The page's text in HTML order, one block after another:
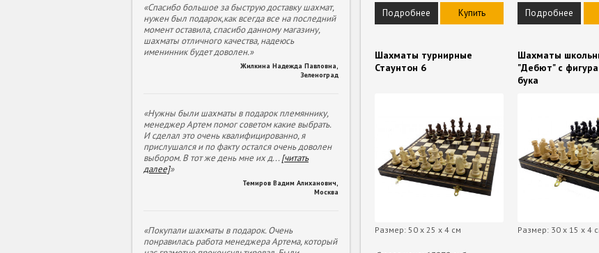
«Спасибо большое за быструю доставку шахмат,
нужен был подарок,как всегда все на последний
момент оставила, спасибо данному магазину,
шахматы отличного качества, надеюсь
именинник будет доволен.»
Жилкина Надежда Павловна
Зеленоград
«Нужны были шахматы в подарок племяннику,
менеджер Артем помог советом какие выбрать.
И сделал это очень квалифицированно, я
прислушался и по факту остался очень доволен
выбором. В тот же день мне их д...[читать
далее]»
Темиров Вадим Алиханович
Москва
«Покупали шахматы в подарок. Очень
понравилась работа менеджера Артема, который
Подробнее Купить Подробнее
Шахматы турнирные
Стаунтон 6
Размер: 50 х 25 х 4 см
Шахматы
"Дебют" с
бука
Размер: 30 х 15 х 4